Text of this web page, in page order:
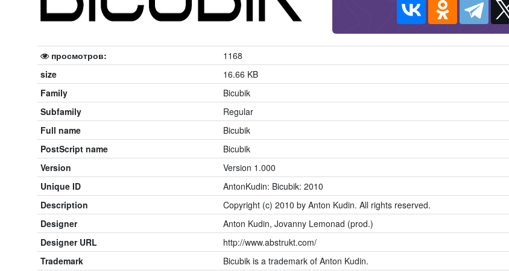
просмотров:
1168
size
16.66 KB
Family
Bicubik
Subfamily
Regular
Full name
Bicubik
PostScript name
Bicubik
Version
Version 1.000
Unique ID
AntonKudin: Bicubik: 2010
Description
Copyright (c) 2010 by Anton Kudin. All rights reserved.
Designer
Anton Kudin, Jovanny Lemonad (prod.)
Designer URL
http://www.abstrukt.com/
Trademark
Bicubik is a trademark of Anton Kudin.